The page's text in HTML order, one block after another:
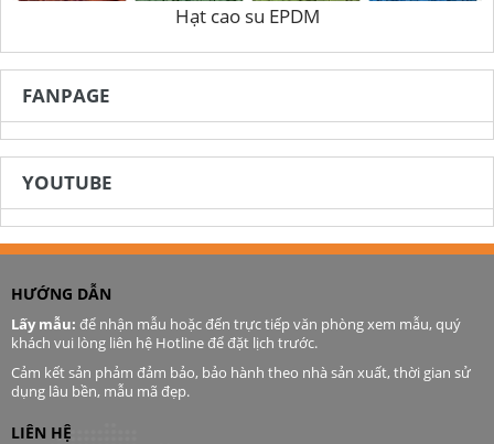
Hạt cao su EPDM
FANPAGE
YOUTUBE
HƯỚNG DẪN
Lấy mẫu: để nhận mẫu hoặc đến trực tiếp văn phòng xem mẫu, quý
khách vui lòng liên hệ Hotline để đặt lịch trước.
Cảm kết sản phảm đảm bảo, bảo hành theo nhà sản xuất, thời gian sử
dụng lâu bền, mẫu mã đẹp.
LIÊN HỆ